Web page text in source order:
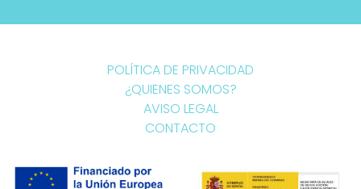
POLÍTICA DE PRIVACIDAD
¿QUIENES SOMOS?
AVISO LEGAL
CONTACTO